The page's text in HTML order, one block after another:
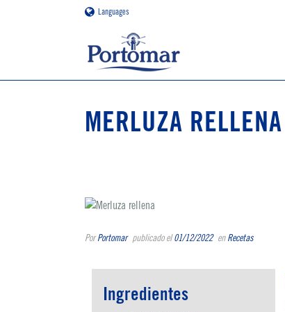
Languages
MERLUZA RELLENA
PorPortomar publicado el 01/12/2022 en Recetas
Ingredientes